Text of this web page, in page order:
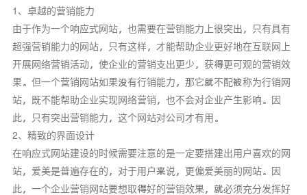
1、卓越的营销能力
由于作为一个响应式网站，也需要在营销能力上很突出，只有具有
超强营销能力的网站，只有这样，才能帮助企业更好地在互联网上
开展网络营销活动，使企业的营销支出更少，获得更可观的营销效
果。但一个营销网站如果没有行销能力，那它就不配被称为行销网
站，既不能帮助企业实现网络营销，也不会对企业产生影响。因
此，只有突出营销能力，这个网站对公司才有用。
2、精致的界面设计
在响应式网站建设的时候需要注意的是一定要搭建出用户喜欢的网
站，爱美是普遍存在的，对于用户来说，更偏爱美丽的网站。因
此，一个企业营销网站要想取得好的营销效果，就必须充分发挥好